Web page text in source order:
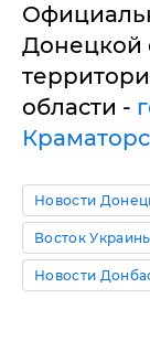
Донецкой
области -
Новости
Восток
Новости